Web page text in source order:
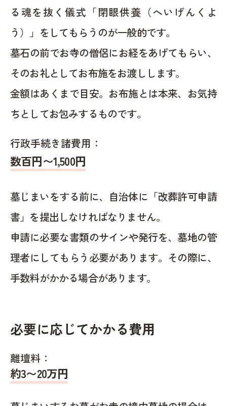
る魂を抜く儀式「閉眼供養（へいげんくよ
う）」をしてもらうのが一般的です。
墓石の前でお寺の僧侶にお経をあげてもらい、
そのお礼としてお布施をお渡しします。
金額はあくまで目安。お布施とは本来、お気持
ちとしてお包みするものです。
行政手続き諸費用：
数百円〜1,500円
墓じまいをする前に、自治体に「改葬許可申請
書」を提出しなければなりません。
申請に必要な書類のサインや発行を、墓地の管
理者にしてもらう必要があります。その際に、
手数料がかかる場合があります。
必要に応じてかかる費用
離壇料：
約3〜20万円